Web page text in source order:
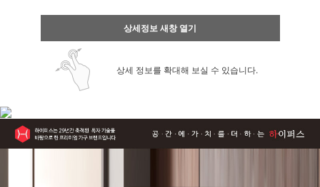
상세정보 새창 열기
상세 정보를 확대해 보실 수 있습니다.